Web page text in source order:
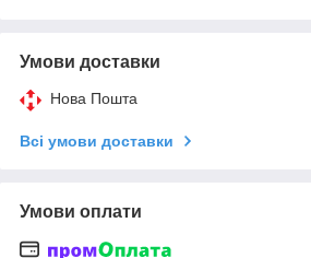
Умови доставки
Нова Пошта
Всі умови доставки
Умови оплати